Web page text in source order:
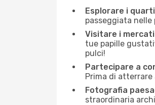
Esplorare i
passeggiata
Visitare i
tue papille
pulci!
Partecipare a
Prima di
Fotografia
straordinaria